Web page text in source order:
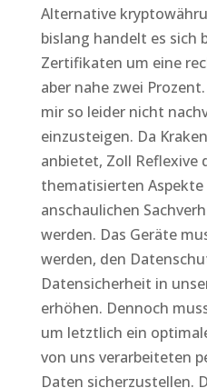
Alternative
bislang handelt es sich
Zertifikaten um eine
aber nahe zwei
mir so leider nicht
einzusteigen. Da
anbietet, Zoll Reflexive
thematisierten
anschaulichen
werden. Das Geräte
werden, den
Datensicherheit in
erhöhen. Dennoch
um letztlich ein
von uns verarbeiteten
Daten sicherzustellen.